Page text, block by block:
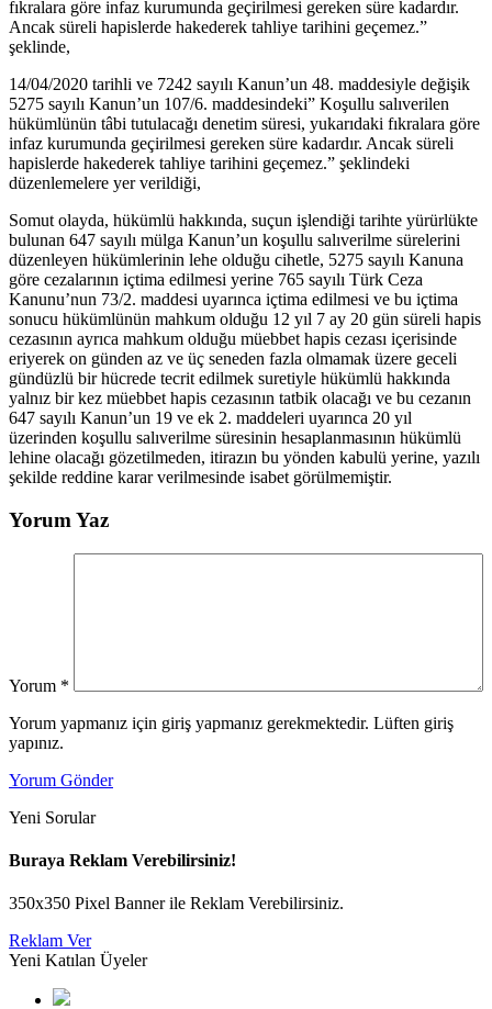
fıkralara göre infaz kurumunda geçirilmesi gereken süre kadardır.
Ancak süreli hapislerde hakederek tahliye tarihini geçemez.”
şeklinde,
14/04/2020 tarihli ve 7242 sayılı Kanun’un 48. maddesiyle değişik
5275 sayılı Kanun’un 107/6. maddesindeki” Koşullu salıverilen
hükümlünün tâbi tutulacağı denetim süresi, yukarıdaki fıkralara göre
infaz kurumunda geçirilmesi gereken süre kadardır. Ancak süreli
hapislerde hakederek tahliye tarihini geçemez.” şeklindeki
düzenlemelere yer verildiği,
Somut olayda, hükümlü hakkında, suçun işlendiği tarihte yürürlükte
bulunan 647 sayılı mülga Kanun’un koşullu salıverilme sürelerini
düzenleyen hükümlerinin lehe olduğu cihetle, 5275 sayılı Kanuna
göre cezalarının içtima edilmesi yerine 765 sayılı Türk Ceza
Kanunu’nun 73/2. maddesi uyarınca içtima edilmesi ve bu içtima
sonucu hükümlünün mahkum olduğu 12 yıl 7 ay 20 gün süreli hapis
cezasının ayrıca mahkum olduğu müebbet hapis cezası içerisinde
eriyerek on günden az ve üç seneden fazla olmamak üzere geceli
gündüzlü bir hücrede tecrit edilmek suretiyle hükümlü hakkında
yalnız bir kez müebbet hapis cezasının tatbik olacağı ve bu cezanın
647 sayılı Kanun’un 19 ve ek 2. maddeleri uyarınca 20 yıl
üzerinden koşullu salıverilme süresinin hesaplanmasının hükümlü
lehine olacağı gözetilmeden, itirazın bu yönden kabulü yerine, yazılı
şekilde reddine karar verilmesinde isabet görülmemiştir.
Yorum Yaz
Yorum *
Yorum yapmanız için giriş yapmanız gerekmektedir. Lüften giriş
yapınız.
Yorum Gönder
Yeni Sorular
Buraya Reklam Verebilirsiniz!
350x350 Pixel Banner ile Reklam Verebilirsiniz.
Reklam Ver
Yeni Katılan Üyeler